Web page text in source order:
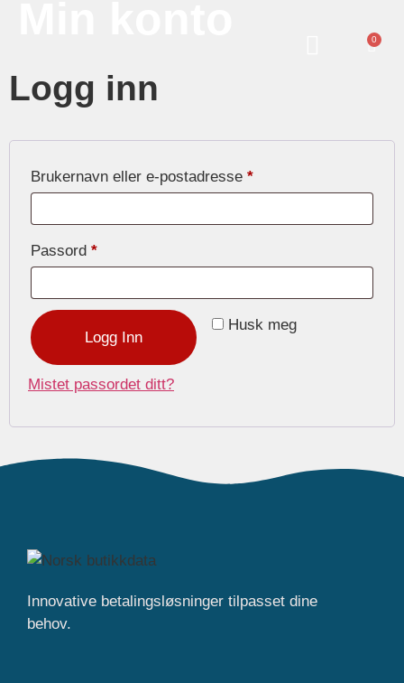
0
Logg inn
Brukernavn eller e-postadresse *
Passord *
Husk meg
Logg Inn
Mistet passordet ditt?
Innovative betalingsløsninger tilpasset dine
behov.